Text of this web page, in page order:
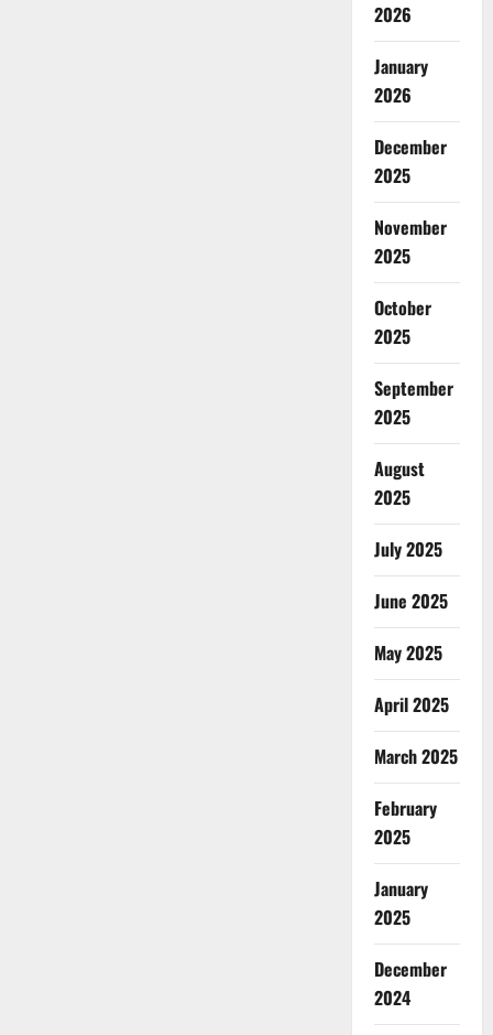
2026
January
2026
December
2025
November
2025
October
2025
September
2025
August
2025
July 2025
June 2025
May 2025
April 2025
March 2025
February
2025
January
2025
December
2024